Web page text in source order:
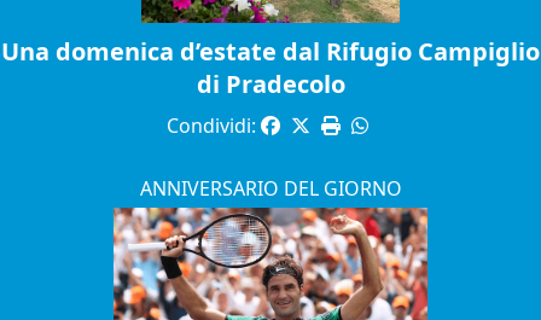
Una domenica d’estate dal Rifugio Campiglio
di Pradecolo
Condividi:
ANNIVERSARIO DEL GIORNO